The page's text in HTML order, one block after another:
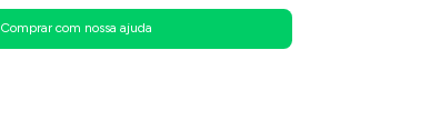
Comprar com nossa ajuda